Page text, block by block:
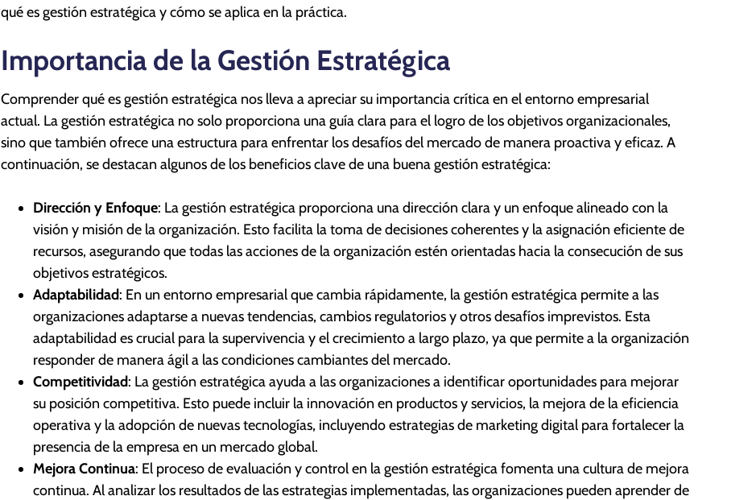
qué es gestión estratégica y cómo se aplica en la práctica.
Importancia de la Gestión Estratégica
Comprender qué es gestión estratégica nos lleva a apreciar su importancia crítica en el entorno empresarial
actual. La gestión estratégica no solo proporciona una guía clara para el logro de los objetivos organizacionales,
sino que también ofrece una estructura para enfrentar los desafíos del mercado de manera proactiva y eficaz. A
continuación, se destacan algunos de los beneficios clave de una buena gestión estratégica:
Dirección y Enfoque: La gestión estratégica proporciona una dirección clara y un enfoque alineado con la
visión y misión de la organización. Esto facilita la toma de decisiones coherentes y la asignación eficiente de
recursos, asegurando que todas las acciones de la organización estén orientadas hacia la consecución de sus
objetivos estratégicos.
Adaptabilidad: En un entorno empresarial que cambia rápidamente, la gestión estratégica permite a las
organizaciones adaptarse a nuevas tendencias, cambios regulatorios y otros desafíos imprevistos. Esta
adaptabilidad es crucial para la supervivencia y el crecimiento a largo plazo, ya que permite a la organización
responder de manera ágil a las condiciones cambiantes del mercado.
Competitividad: La gestión estratégica ayuda a las organizaciones a identificar oportunidades para mejorar
su posición competitiva. Esto puede incluir la innovación en productos y servicios, la mejora de la eficiencia
operativa y la adopción de nuevas tecnologías, incluyendo estrategias de marketing digital para fortalecer la
presencia de la empresa en un mercado global.
Mejora Continua: El proceso de evaluación y control en la gestión estratégica fomenta una cultura de mejora
continua. Al analizar los resultados de las estrategias implementadas, las organizaciones pueden aprender de